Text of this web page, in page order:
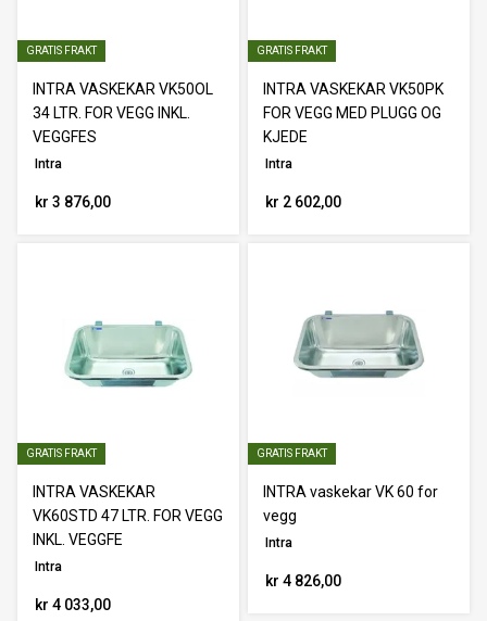
GRATIS FRAKT
INTRA VASKEKAR VK50OL
34 LTR. FOR VEGG INKL.
VEGGFES
Intra
kr 3 876,00
GRATIS FRAKT
INTRA VASKEKAR VK50PK
FOR VEGG MED PLUGG OG
KJEDE
Intra
kr 2 602,00
GRATIS FRAKT
INTRA VASKEKAR
VK60STD 47 LTR. FOR VEGG
INKL. VEGGFE
Intra
kr 4 033,00
GRATIS FRAKT
INTRA vaskekar VK 60 for
vegg
Intra
kr 4 826,00